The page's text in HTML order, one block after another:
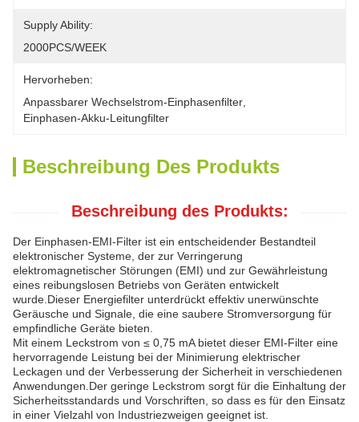
Supply Ability:
2000PCS/WEEK
Hervorheben:
Anpassbarer Wechselstrom-Einphasenfilter
Einphasen-Akku-Leitungfilter
Beschreibung Des Produkts
Beschreibung des Produkts:
Der Einphasen-EMI-Filter ist ein entscheidender Bestandteil
elektronischer Systeme, der zur Verringerung
elektromagnetischer Störungen (EMI) und zur Gewährleistung
eines reibungslosen Betriebs von Geräten entwickelt
wurde.Dieser Energiefilter unterdrückt effektiv unerwünschte
Geräusche und Signale, die eine saubere Stromversorgung für
empfindliche Geräte bieten.
Mit einem Leckstrom von ≤ 0,75 mA bietet dieser EMI-Filter eine
hervorragende Leistung bei der Minimierung elektrischer
Leckagen und der Verbesserung der Sicherheit in verschiedenen
Anwendungen.Der geringe Leckstrom sorgt für die Einhaltung der
Sicherheitsstandards und Vorschriften, so dass es für den Einsatz
in einer Vielzahl von Industriezweigen geeignet ist.